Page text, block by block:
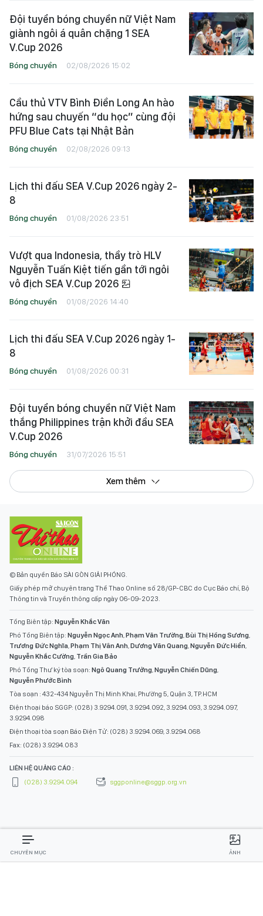
Đội tuyển bóng chuyền nữ Việt Nam
giành ngôi á quân chặng 1 SEA
V.Cup 2026
Bóng chuyền 02/08/2026 15:02
Cầu thủ VTV Bình Điền Long An hào
hứng sau chuyến “du học” cùng đội
PFU Blue Cats tại Nhật Bản
Bóng chuyền 02/08/2026 09:13
Lịch thi đấu SEA V.Cup 2026 ngày 2-
8
Bóng chuyền 01/08/2026 23:51
Vượt qua Indonesia, thầy trò HLV
Nguyễn Tuấn Kiệt tiến gần tới ngôi
vô địch SEA V.Cup 2026
Bóng chuyền 01/08/2026 14:40
Lịch thi đấu SEA V.Cup 2026 ngày 1-
8
Bóng chuyền 01/08/2026 00:31
Đội tuyển bóng chuyền nữ Việt Nam
thắng Philippines trận khởi đầu SEA
V.Cup 2026
Bóng chuyền 31/07/2026 15:51
Xem thêm
© Bản quyền Báo SÀI GÒN GIẢI PHÓNG.
Giấy phép mở chuyên trang Thể Thao Online số 28/GP-CBC do Cục Báo chí, Bộ
Thông tin và Truyền thông cấp ngày 06-09-2023.
Tổng Biên tập: Nguyễn Khắc Văn
Phó Tổng Biên tập: Nguyễn Ngọc Anh Phạm Văn Trường Bùi Thị Hồng Sương
Trương Đức Nghĩa Phạm Thị Vân Anh Dương Văn Quang Nguyễn Đức Hiển
Nguyễn Khắc Cường Trần Gia Bảo
Phó Tổng Thư ký tòa soạn: Ngô Quang Trưởng Nguyễn Chiến Dũng
Nguyễn Phước Bình
Tòa soạn : 432-434 Nguyễn Thị Minh Khai, Phường 5, Quận 3, TP.HCM
Điện thoại báo SGGP: (028) 3.9294.091, 3.9294.092, 3.9294.093, 3.9294.097,
3.9294.098
Điện thoại tòa soạn Báo Điện Tử: (028) 3.9294.069, 3.9294.068
Fax: (028) 3.9294.083
LIÊN HỆ QUẢNG CÁO :
(028) 3.9294.094
sggponline@sggp.org.vn
CHUYÊN MỤC ẢNH